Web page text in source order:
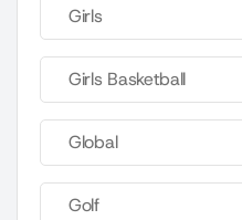
Girls
Girls Basketball
Global
Golf